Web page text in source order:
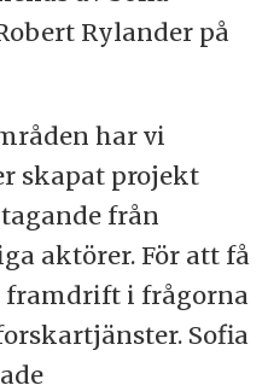
Rylander på
har vi
skapat projekt
från
aktörer. För att få
framdrift i frågorna
Sofia